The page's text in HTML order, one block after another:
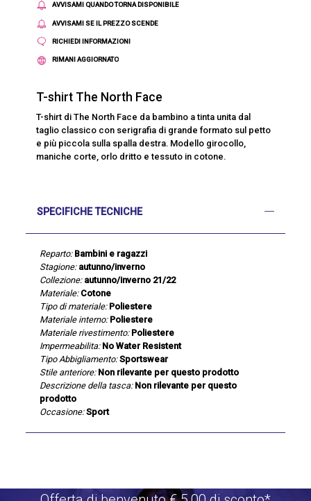
AVVISAMI QUANDO TORNA DISPONIBILE
AVVISAMI SE IL PREZZO SCENDE
RICHIEDI INFORMAZIONI
RIMANI AGGIORNATO
T-shirt The North Face
T-shirt di The North Face da bambino a tinta unita dal
taglio classico con serigrafia di grande formato sul petto
e più piccola sulla spalla destra. Modello girocollo,
maniche corte, orlo dritto e tessuto in cotone.
SPECIFICHE TECNICHE
Reparto: Bambini e ragazzi
Stagione: autunno/inverno
Collezione: autunno/inverno 21/22
Materiale: Cotone
Tipo di materiale: Poliestere
Materiale interno: Poliestere
Materiale rivestimento: Poliestere
Impermeabilita: No Water Resistent
Tipo Abbigliamento: Sportswear
Stile anteriore: Non rilevante per questo prodotto
Descrizione della tasca: Non rilevante per questo
prodotto
Occasione: Sport